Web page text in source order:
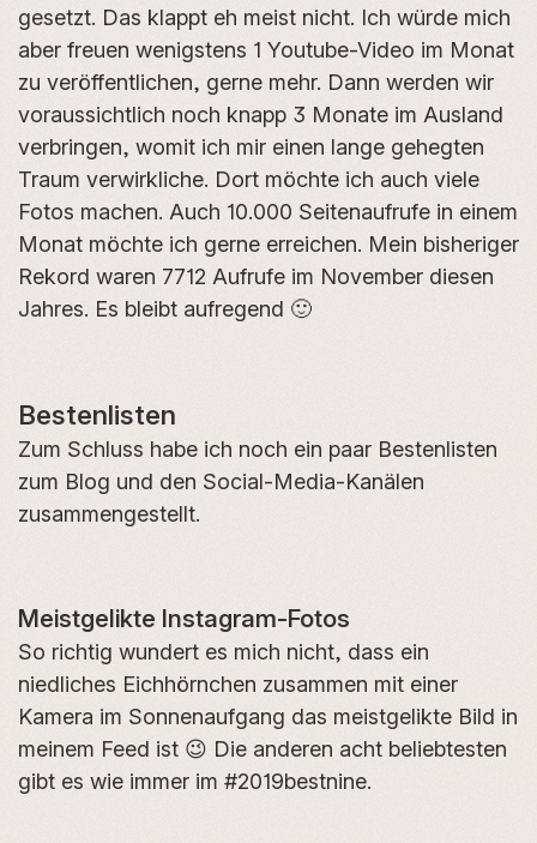
gesetzt. Das klappt eh meist nicht. Ich würde mich
aber freuen wenigstens 1 Youtube-Video im Monat
zu veröffentlichen, gerne mehr. Dann werden wir
voraussichtlich noch knapp 3 Monate im Ausland
verbringen, womit ich mir einen lange gehegten
Traum verwirkliche. Dort möchte ich auch viele
Fotos machen. Auch 10.000 Seitenaufrufe in einem
Monat möchte ich gerne erreichen. Mein bisheriger
Rekord waren 7712 Aufrufe im November diesen
Jahres. Es bleibt aufregend 🙂
Bestenlisten
Zum Schluss habe ich noch ein paar Bestenlisten
zum Blog und den Social-Media-Kanälen
zusammengestellt.
Meistgelikte Instagram-Fotos
So richtig wundert es mich nicht, dass ein
niedliches Eichhörnchen zusammen mit einer
Kamera im Sonnenaufgang das meistgelikte Bild in
meinem Feed ist 😉 Die anderen acht beliebtesten
gibt es wie immer im #2019bestnine.